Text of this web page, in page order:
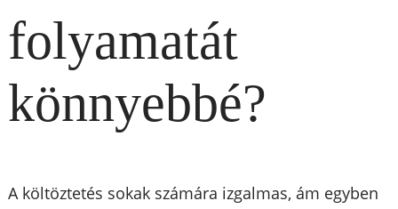
folyamatát
könnyebbé?
A költöztetés sokak számára izgalmas, ám egyben